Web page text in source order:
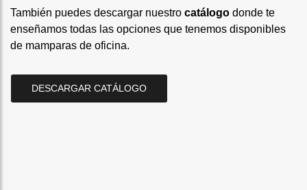
También puedes descargar nuestro catálogo donde te
enseñamos todas las opciones que tenemos disponibles
de mamparas de oficina.
DESCARGAR CATÁLOGO